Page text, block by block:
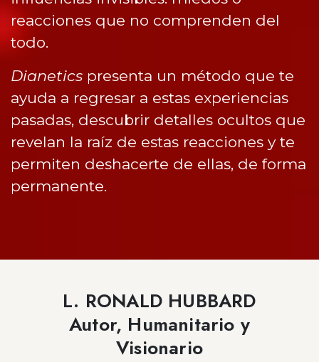
reacciones que no comprenden del
todo.
Dianetics presenta un método que te
ayuda a regresar a estas experiencias
pasadas, descubrir detalles ocultos que
revelan la raíz de estas reacciones y te
permiten deshacerte de ellas, de forma
permanente.
L. RONALD HUBBARD
Autor, Humanitario y
Visionario